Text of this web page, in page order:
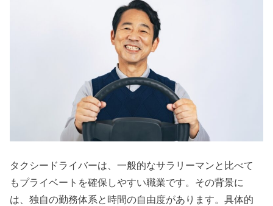
タクシードライバーは、一般的なサラリーマンと比べて
もプライベートを確保しやすい職業です。その背景に
は、独自の勤務体系と時間の自由度があります。具体的